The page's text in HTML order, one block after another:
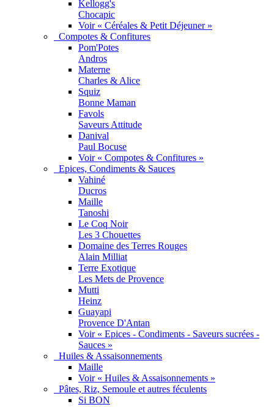
Kellogg's
Chocapic
Voir « Céréales & Petit Déjeuner »
Compotes & Confitures
Pom'Potes
Andros
Materne
Charles & Alice
Squiz
Bonne Maman
Favols
Saveurs Attitude
Danival
Paul Bocuse
Voir « Compotes & Confitures »
Epices, Condiments & Sauces
Vahiné
Ducros
Maille
Tanoshi
Le Coq Noir
Les 3 Chouettes
Domaine des Terres Rouges
Alain Milliat
Terre Exotique
Les Mets de Provence
Mutti
Heinz
Guayapi
Provence D'Antan
Voir « Epices - Condiments - Saveurs sucrées -
Sauces »
Huiles & Assaisonnements
Maille
Voir « Huiles & Assaisonnements »
Pâtes, Riz, Semoule et autres féculents
Si BON